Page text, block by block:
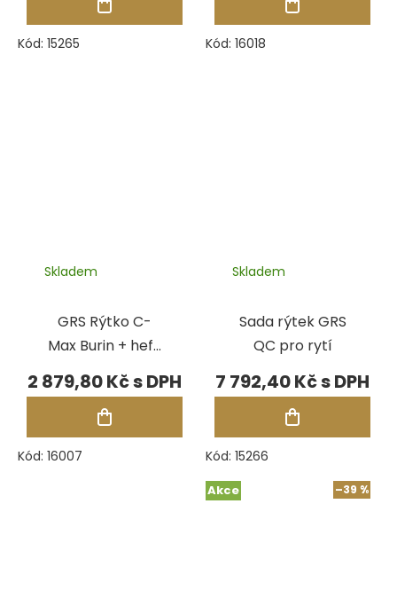
Kód: 15265 Kód: 16018
GRS Rýtko C-
Max Burin + heft,
imbus
Skladem
2 879,80 Kč
Kód: 16007
Sada rýtek GRS
QC pro rytí
Skladem
7 792,40 Kč
Kód: 15266
Akce –39 %